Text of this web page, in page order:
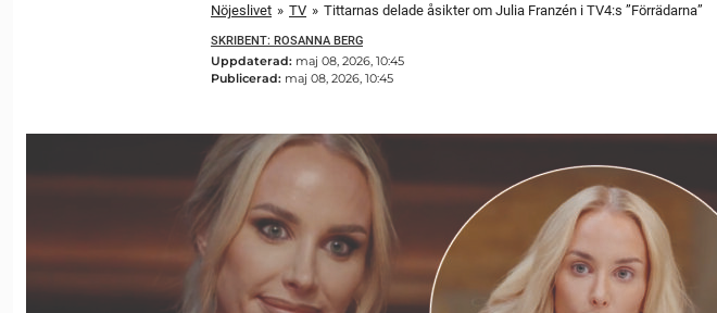
Nöjeslivet » TV » Tittarnas delade åsikter om Julia Franzén i TV4:s ”Förrädarna”
SKRIBENT: ROSANNA BERG
Uppdaterad: maj 08, 2026, 10:45
Publicerad: maj 08, 2026, 10:45